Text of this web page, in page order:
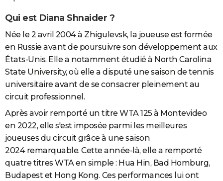
Qui est Diana Shnaider ?
Née le 2 avril 2004 à Zhigulevsk, la joueuse est formée
en Russie avant de poursuivre son développement aux
États-Unis. Elle a notamment étudié à North Carolina
State University, où elle a disputé une saison de tennis
universitaire avant de se consacrer pleinement au
circuit professionnel.
Après avoir remporté un titre WTA 125 à Montevideo
en 2022, elle s'est imposée parmi les meilleures
joueuses du circuit grâce à une saison
2024 remarquable. Cette année-là, elle a remporté
quatre titres WTA en simple : Hua Hin, Bad Homburg,
Budapest et Hong Kong. Ces performances lui ont